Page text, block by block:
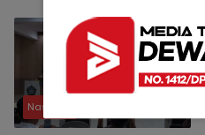
Nasional